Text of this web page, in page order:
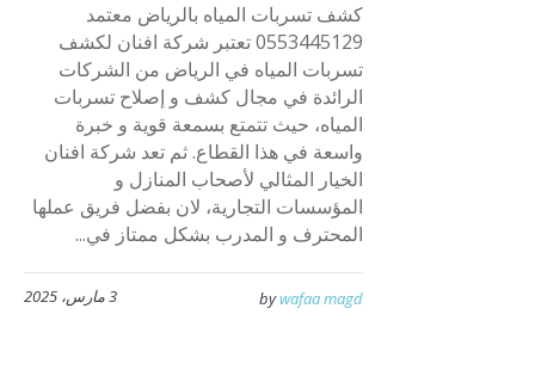
كشف تسربات المياه بالرياض معتمد
0553445129 تعتبر شركة افنان لكشف
تسربات المياه في الرياض من الشركات
الرائدة في مجال كشف و إصلاح تسربات
المياه، حيث تتمتع بسمعة قوية و خبرة
واسعة في هذا القطاع. ثم تعد شركة افنان
الخيار المثالي لأصحاب المنازل و
المؤسسات التجارية، لان بفضل فريق عملها
المحترف و المدرب بشكل ممتاز في...
3 مارس، 2025 bywafaa magd